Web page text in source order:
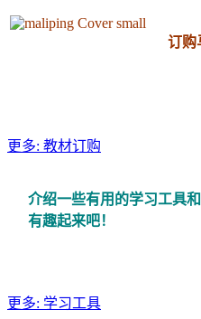
订购
更多: 教材订购
介绍一些有用的学习工具和
有趣起来吧！
更多: 学习工具